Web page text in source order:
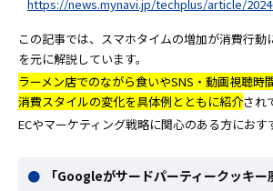
https://news.mynavi.jp/techplus/article/
この記事では、スマホタイムの増加が消費行動
を元に解説しています。
ラーメン店でのながら食いやSNS・動画視聴時
消費スタイルの変化を具体例とともに紹介され
ECやマーケティング戦略に関心のある方におす
「Googleがサードパーティークッキー